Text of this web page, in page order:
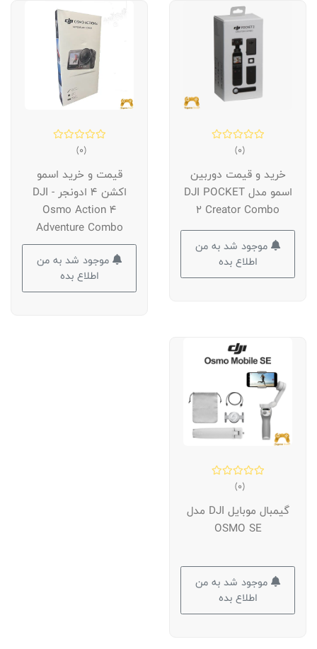
(0)
خرید و قیمت دوربین
اسمو مدل DJI POCKET
2 Creator Combo
موجود شد به من
اطلاع بده
(0)
قیمت و خرید اسمو
اکشن 4 ادونجر - DJI
Osmo Action 4
Adventure Combo
موجود شد به من
اطلاع بده
(0)
گیمبال موبایل DJI مدل
OSMO SE
موجود شد به من
اطلاع بده